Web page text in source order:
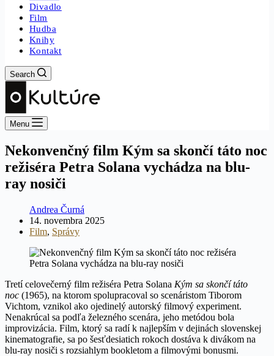
Divadlo
Film
Hudba
Knihy
Kontakt
Search
Menu
Nekonvenčný film Kým sa skončí táto noc
režiséra Petra Solana vychádza na blu-
ray nosiči
Andrea Čurná
14. novembra 2025
Film, Správy
Tretí celovečerný film režiséra Petra Solana Kým sa skončí táto
noc (1965), na ktorom spolupracoval so scenáristom Tiborom
Vichtom, vznikol ako ojedinelý autorský filmový experiment.
Nenakrúcal sa podľa železného scenára, jeho metódou bola
improvizácia. Film, ktorý sa radí k najlepším v dejinách slovenskej
kinematografie, sa po šesťdesiatich rokoch dostáva k divákom na
blu-ray nosiči s rozsiahlym bookletom a filmovými bonusmi.